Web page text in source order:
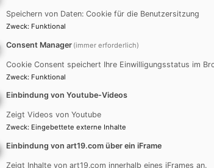
24
25 26 27 28
Ansprechpartner/innen
Aufmerk-Stelen
aus dem
Bild und Text
Speichern von Daten: Cookie für die Benutzersitzung
Zweck: Funktional
Consent Manager (immer erforderlich)
Cookie Consent speichert Ihre Einwilligungsstatus im
Zweck: Funktional
Einbindung von Youtube-Videos
Zeigt Videos von Youtube
Zweck: Eingebettete externe Inhalte
Einbindung von art19.com über ein iFrame
Zeigt Inhalte von art19.com innerhalb eines iFrames an.